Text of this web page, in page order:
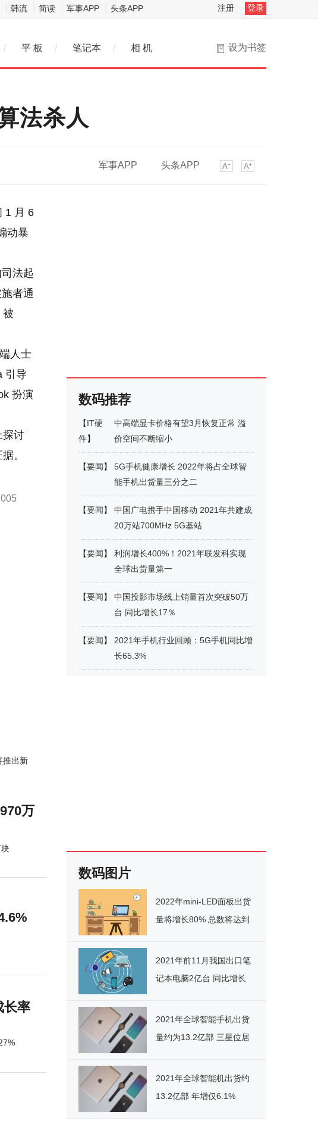
韩流 简读 军事APP 头条APP 注册 登录
设为书签
/ 平 板 / 笔记本 / 相 机
法杀人
军事APP 头条APP
1 月 6
动暴
法起
者通
被
人士
引导
扮演
探讨
。
推出新
万
长率
数码推荐
【IT硬
件】
中高端显卡价格有望3月恢复正常 溢
价空间不断缩小
【要闻】
5G手机健康增长 2022年将占全球智
能手机出货量三分之二
【要闻】
中国广电携手中国移动 2021年共建成
20万站700MHz 5G基站
【要闻】
利润增长400%！2021年联发科实现
全球出货量第一
【要闻】
中国投影市场线上销量首次突破50万
台 同比增长17％
【要闻】
2021年手机行业回顾：5G手机同比增
长65.3%
数码图片
2022年mini-LED面板出货
量将增长80% 总数将达到
2021年前11月我国出口笔
记本电脑2亿台 同比增长
2021年全球智能手机出货
量约为13.2亿部 三星位居
2021年全球智能机出货约
13.2亿部 年增仅6.1%